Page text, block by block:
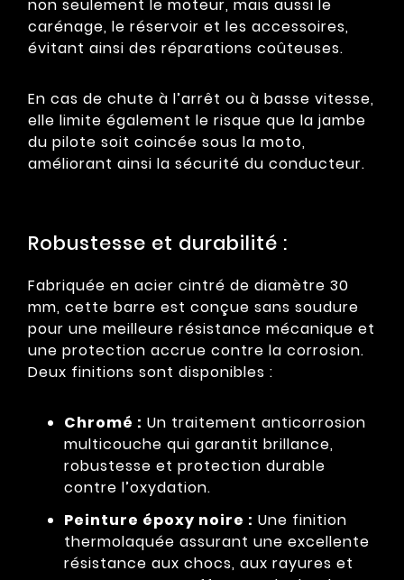
non seulement le moteur, mais aussi le
carénage, le réservoir et les accessoires,
évitant ainsi des réparations coûteuses.
En cas de chute à l’arrêt ou à basse vitesse,
elle limite également le risque que la jambe
du pilote soit coincée sous la moto,
améliorant ainsi la sécurité du conducteur.
Robustesse et durabilité :
Fabriquée en acier cintré de diamètre 30
mm, cette barre est conçue sans soudure
pour une meilleure résistance mécanique et
une protection accrue contre la corrosion.
Deux finitions sont disponibles :
Chromé : Un traitement anticorrosion
multicouche qui garantit brillance,
robustesse et protection durable
contre l’oxydation.
Peinture époxy noire : Une finition
thermolaquée assurant une excellente
résistance aux chocs, aux rayures et